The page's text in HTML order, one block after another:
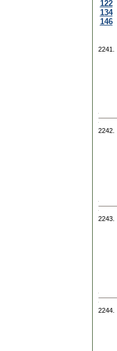
122
134
146
2241.
2242.
2243.
2244.